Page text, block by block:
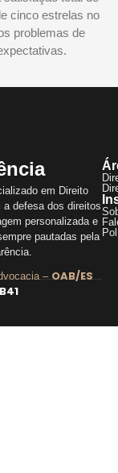
cinco estrelas no
problemas de
em Direito
a defesa dos direitos
personalizada e
pautadas pela
– OAB/ES